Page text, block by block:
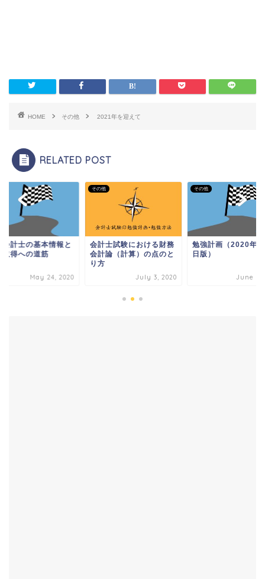
HOME その他 2021年を迎えて
RELATED POST
会計士の基本情報と
取得への道筋
May 24, 2020
その他
会計士試験における財務
会計論（計算）の点のと
り方
July 3, 2020
その他
勉強計画（2020年6
日版）
June 6,